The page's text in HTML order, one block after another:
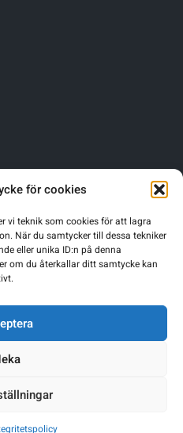
för cookies
vi teknik som cookies för att lagra
När du samtycker till dessa tekniker
eller unika ID:n på denna
om du återkallar ditt samtycke kan